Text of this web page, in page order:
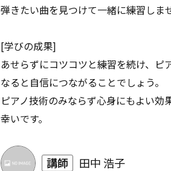
弾きたい曲を見つけて一緒に練習しま
[学びの成果]
あせらずにコツコツと練習を続け、ピ
なると自信につながることでしょう。
ピアノ技術のみならず心身にもよい効
幸いです。
講師 田中 浩子